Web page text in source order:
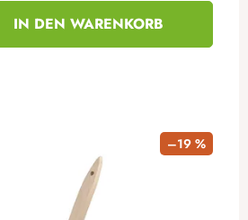
IN DEN WARENKORB
–19 %